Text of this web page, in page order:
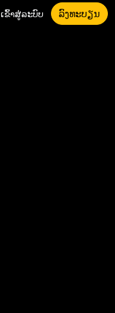
ເຂົ້າສູ່ລະບົບ ລົງທະບຽນ